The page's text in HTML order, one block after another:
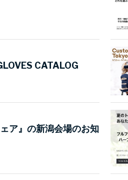
CATALOG
ア』の新潟会場のお知